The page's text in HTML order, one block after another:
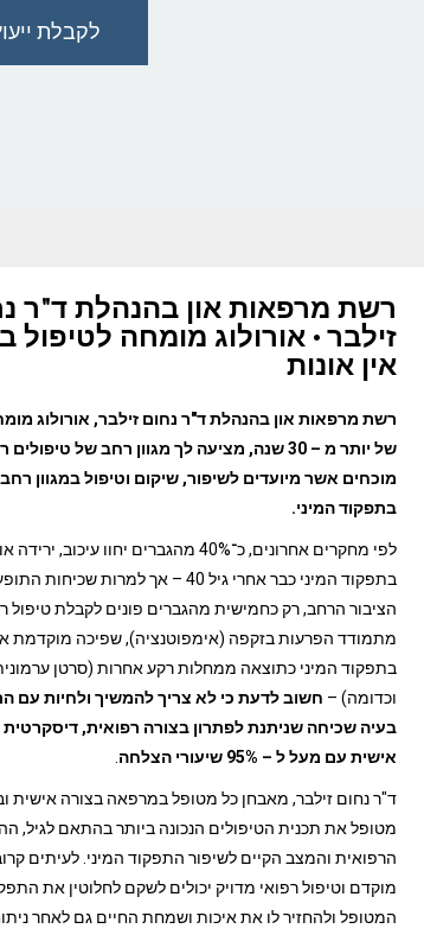
לקבלת ייעוץ
רשת מרפאות און בהנהלת ד"ר
זילבר • אורולוג מומחה לטיפול
אין אונות​
רשת מרפאות און בהנהלת ד"ר נחום זילבר, אורולוג
של יותר מ – 30 שנה, מציעה לך מגוון רחב של
מוכחים אשר מיועדים לשיפור, שיקום וטיפול במגוון
בתפקוד המיני.
לפי מחקרים אחרונים, כ־40% מהגברים יחוו
בתפקוד המיני כבר אחרי גיל 40 – אך למרות
הציבור הרחב, רק כחמישית מהגברים פונים לקבלת טיפול
מתמודד הפרעות בזקפה (אימפוטנציה), שפיכה מוקדמת
בתפקוד המיני כתוצאה ממחלות רקע אחרות (סרטן
וכדומה) – חשוב לדעת כי לא צריך להמשיך ולחיות עם
בעיה שכיחה שניתנת לפתרון בצורה רפואית,
אישית עם מעל ל – 95% שיעורי הצלחה
ד"ר נחום זילבר, מאבחן כל מטופל במרפאה בצורה אישית
מטופל את תכנית הטיפולים הנכונה ביותר בהתאם לגיל,
הרפואית והמצב הקיים לשיפור התפקוד המיני. לעיתים
מוקדם וטיפול רפואי מדויק יכולים לשקם לחלוטין את
המטופל ולהחזיר לו את איכות ושמחת החיים גם לאחר